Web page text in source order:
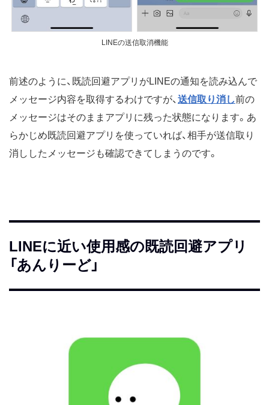
LINEの送信取消機能
前述のように、既読回避アプリがLINEの通知を読み込んで
メッセージ内容を取得するわけですが、送信取り消し前の
メッセージはそのままアプリに残った状態になります。あ
らかじめ既読回避アプリを使っていれば、相手が送信取り
消ししたメッセージも確認できてしまうのです。
LINEに近い使用感の既読回避アプリ
「あんりーど」